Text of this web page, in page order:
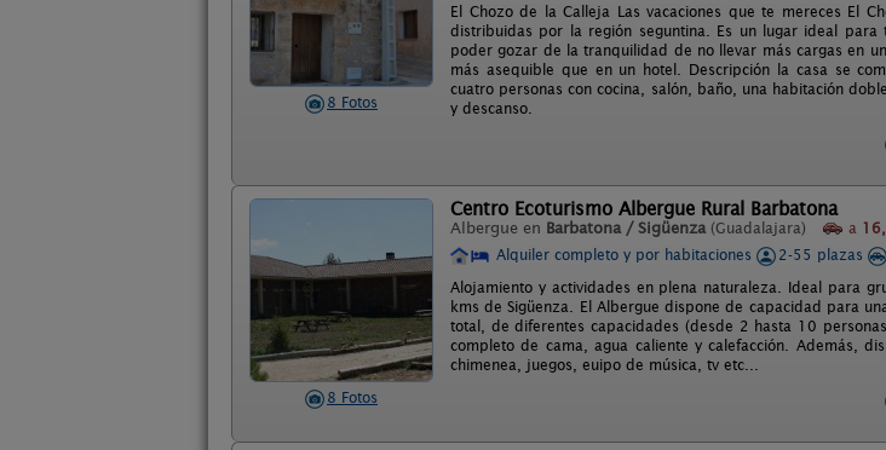
8 Fotos
El Chozo de la Calleja Las vacaciones que te mereces El
distribuidas por la región seguntina. Es un lugar ideal
poder gozar de la tranquilidad de no llevar más cargas en
más asequible que en un hotel. Descripción la casa se
cuatro personas con cocina, salón, baño, una habitación
y descanso.
8 Fotos
Centro Ecoturismo Albergue Rural Barbatona
Albergue en Barbatona / Sigüenza (Guadalajara) a
Alquiler completo y por habitaciones
2-55 plazas
Alojamiento y actividades en plena naturaleza. Ideal para
kms de Sigüenza. El Albergue dispone de capacidad para
total, de diferentes capacidades (desde 2 hasta 10
completo de cama, agua caliente y calefacción. Además,
chimenea, juegos, euipo de música, tv etc...